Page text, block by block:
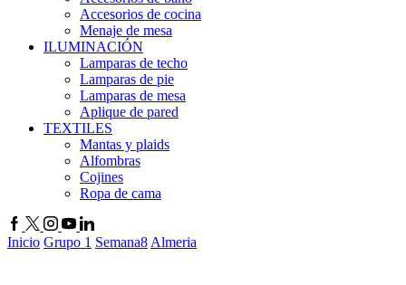
Accesorios de cocina
Menaje de mesa
ILUMINACIÓN
Lamparas de techo
Lamparas de pie
Lamparas de mesa
Aplique de pared
TEXTILES
Mantas y plaids
Alfombras
Cojines
Ropa de cama
Inicio Grupo 1 Semana8 Almeria